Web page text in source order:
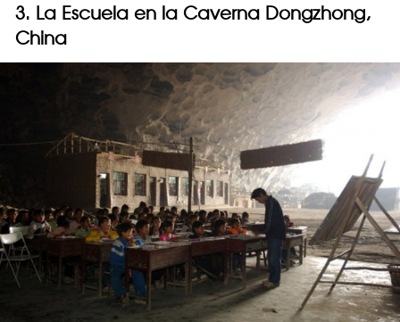
3. La Escuela en la Caverna Dongzhong,
China